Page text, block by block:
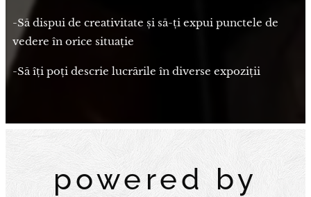
-Să dispui de creativitate și să-ți expui punctele de
vedere în orice situație
-Să îți poți descrie lucrările în diverse expoziții
powered by